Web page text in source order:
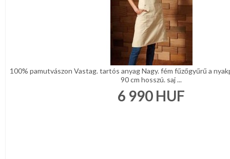
100% pamutvászon Vastag. tartós anyag Nagy. fém fűzőgyűrű a
90 cm hosszú. saj ...
6 990 HUF